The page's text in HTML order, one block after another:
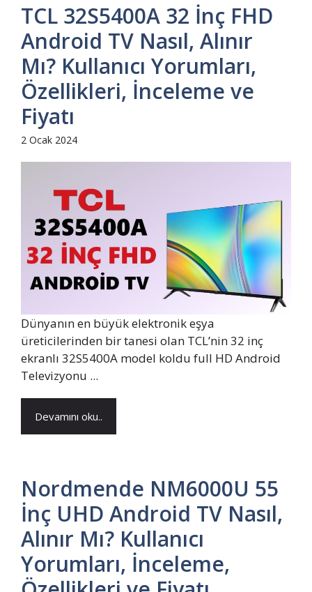
TCL 32S5400A 32 İnç FHD
Android TV Nasıl, Alınır
Mı? Kullanıcı Yorumları,
Özellikleri, İnceleme ve
Fiyatı
2 Ocak 2024
Dünyanın en büyük elektronik eşya
üreticilerinden bir tanesi olan TCL’nin 32 inç
ekranlı 32S5400A model koldu full HD Android
Televizyonu ...
Devamını oku..
Nordmende NM6000U 55
İnç UHD Android TV Nasıl,
Alınır Mı? Kullanıcı
Yorumları, İnceleme,